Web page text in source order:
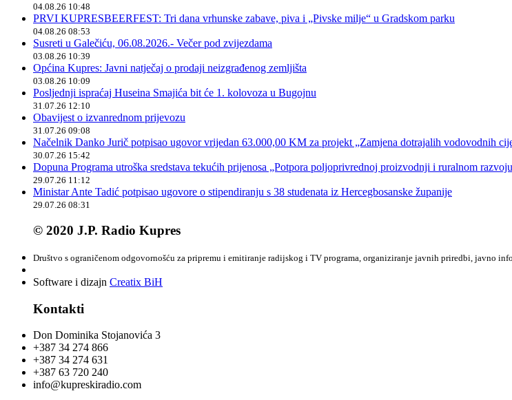
04.08.26 10:48
PRVI KUPRESBEERFEST: Tri dana vrhunske zabave, piva i „Pivske milje“ u Gradskom parku
04.08.26 08:53
Susreti u Galečiću, 06.08.2026.- Večer pod zvijezdama
03.08.26 10:39
Općina Kupres: Javni natječaj o prodaji neizgrađenog zemljišta
03.08.26 10:09
Posljednji ispraćaj Huseina Smajića bit će 1. kolovoza u Bugojnu
31.07.26 12:10
Obavijest o izvanrednom prijevozu
31.07.26 09:08
Načelnik Danko Jurič potpisao ugovor vrijedan 63.000,00 KM za projekt „Zamjena dotrajalih vodovodnih
30.07.26 15:42
Dopuna Programa utroška sredstava tekućih prijenosa „Potpora poljoprivrednoj proizvodnji i ruralnom
29.07.26 11:12
Ministar Ante Tadić potpisao ugovore o stipendiranju s 38 studenata iz Hercegbosanske županije
29.07.26 08:31
© 2020 J.P. Radio Kupres
Društvo s ograničenom odgovornošću za pripremu i emitiranje radijskog i TV programa, organiziranje javnih priredbi, javno
Software i dizajn Creatix BiH
Kontakti
Don Dominika Stojanovića 3
+387 34 274 866
+387 34 274 631
+387 63 720 240
info@kupreskiradio.com